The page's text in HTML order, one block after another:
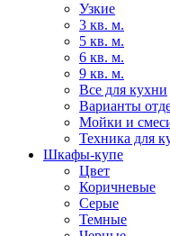
Узкие
3 кв. м.
5 кв. м.
6 кв. м.
9 кв. м.
Все для кухни
Варианты
Мойки и
Техника для
Шкафы-купе
Цвет
Коричневые
Серые
Темные